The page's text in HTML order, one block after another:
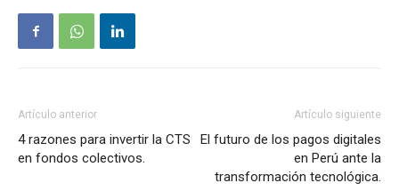
Artículo anterior
4 razones para invertir la CTS
en fondos colectivos.
Artículo siguiente
El futuro de los pagos digitales
en Perú ante la
transformación tecnológica.